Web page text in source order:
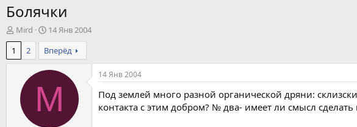
Болячки
А
в
о
м
Mird
Д
т
а
н
а
14 Янв 2004
1
2 Вперёд
M
14 Янв 2004
Под землей много разной органической дряни:
контакта с этим добром? № два- имеет ли смысл